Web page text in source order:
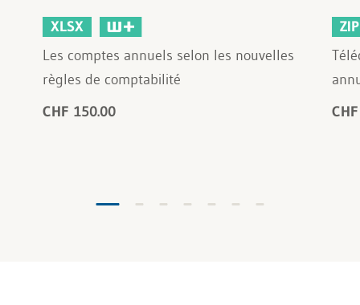
XLSX
Les comptes annuels selon les nouvelles
règles de comptabilité
CHF 150.00
ZIP